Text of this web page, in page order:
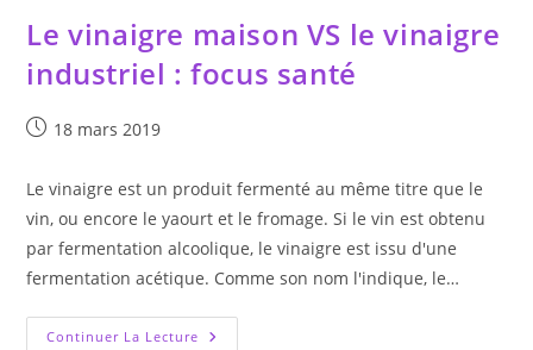
Le vinaigre maison VS le vinaigre
industriel : focus santé
Publication
18 mars 2019
Le vinaigre est un produit fermenté au même titre que le
vin, ou encore le yaourt et le fromage. Si le vin est obtenu
par fermentation alcoolique, le vinaigre est issu d'une
fermentation acétique. Comme son nom l'indique, le…
Continuer La Lecture Le